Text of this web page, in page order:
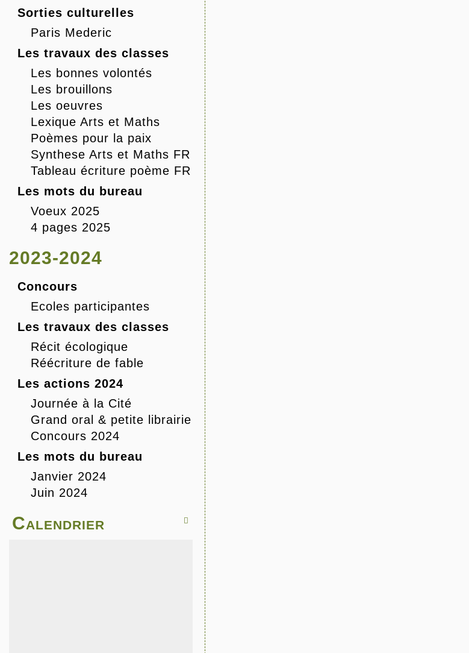
Sorties culturelles
Paris Mederic
Les travaux des classes
Les bonnes volontés
Les brouillons
Les oeuvres
Lexique Arts et Maths
Poèmes pour la paix
Synthese Arts et Maths FR
Tableau écriture poème FR
Les mots du bureau
Voeux 2025
4 pages 2025
2023-2024
Concours
Ecoles participantes
Les travaux des classes
Récit écologique
Réécriture de fable
Les actions 2024
Journée à la Cité
Grand oral & petite librairie
Concours 2024
Les mots du bureau
Janvier 2024
Juin 2024

Calendrier